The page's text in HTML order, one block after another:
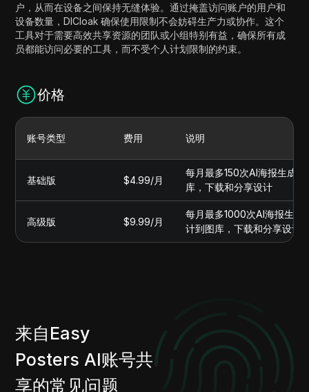
户，从而在设备之间保持无缝体验。通过掩盖访问账户的用户和
设备数量，DICloak 确保使用限制不会妨碍生产力或协作。这个
工具对于需要高效共享资源的团队或小组特别有益，确保所有成
员都能访问必要的工具，而不受个人计划限制的约束。
价格
账号类型 费用 说明
基础版 $4.99/月
每月最多150次AI海报生成
库，下载和分享设计
高级版 $9.99/月
每月最多1000次AI海报生成
计到图库，下载和分享设计
来自Easy
Posters AI账号共
享的常见问题